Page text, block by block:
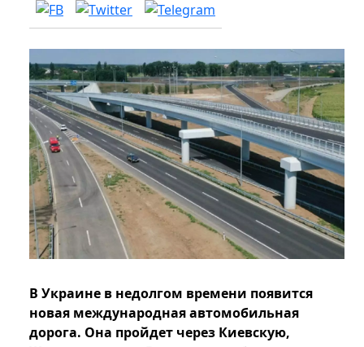
В Украине в недолгом времени появится
новая международная автомобильная
дорога. Она пройдет через Киевскую,